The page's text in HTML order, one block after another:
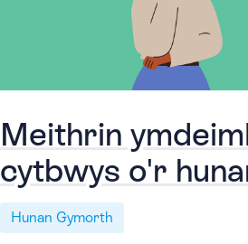
Meithrin
cytbwys o'r
Hunan Gymorth